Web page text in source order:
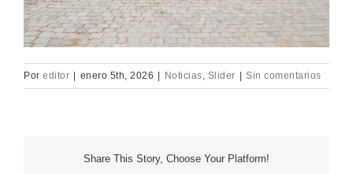
Por editor enero 5th, 2026 Noticias, Slider Sin comentarios
Share This Story, Choose Your Platform!